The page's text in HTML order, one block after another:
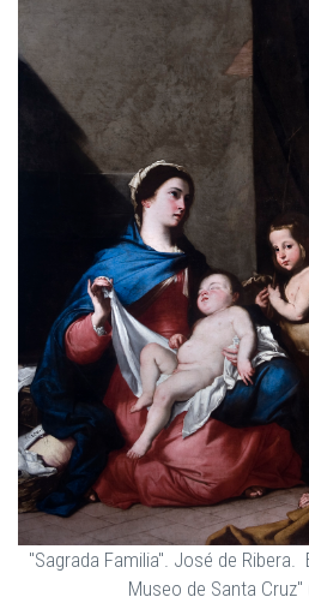
"Sagrada Familia". José de
Museo de Santa Cruz"